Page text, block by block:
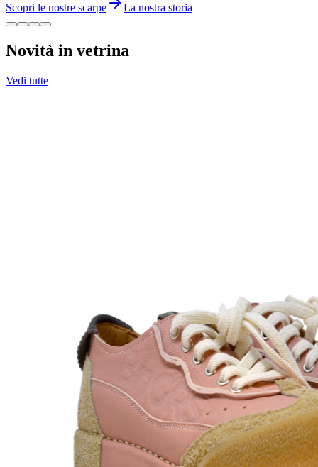
Scopri le nostre scarpe La nostra storia
Novità in vetrina
Vedi tutte